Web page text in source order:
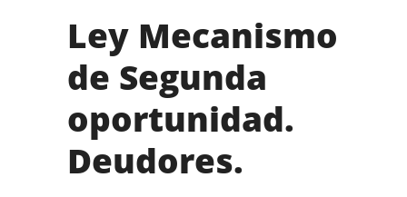
Ley Mecanismo
de Segunda
oportunidad.
Deudores.